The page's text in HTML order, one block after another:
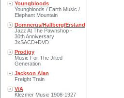
Youngbloods
Youngbloods / Earth Music /
Elephant Mountain
Domnerus/Hallberg/Erstand
Jazz At The Pawnshop -
30th Anniversary
3xSACD+DVD
Prodigy
Music For The Jilted
Generation
Jackson Alan
Freight Train
V/A
Klezmer Music 1908-1927